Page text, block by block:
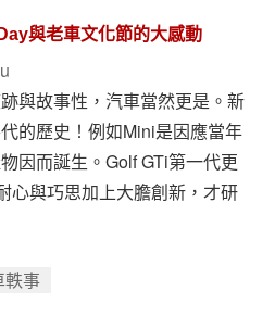
與老車文化節的大感動
與故事性，汽車當然更是。新
的歷史！例如Mini是因應當年
因而誕生。Golf GTi第一代更
心與巧思加上大膽創新，才研
軼事